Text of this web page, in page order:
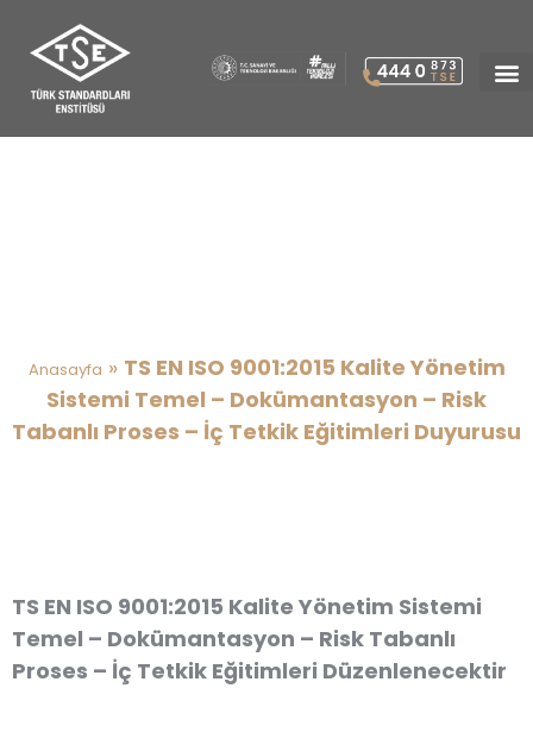
Anasayfa » TS EN ISO 9001:2015 Kalite Yönetim
Sistemi Temel – Dokümantasyon – Risk
Tabanlı Proses – İç Tetkik Eğitimleri Duyurusu
TS EN ISO 9001:2015 Kalite Yönetim Sistemi
Temel – Dokümantasyon – Risk Tabanlı
Proses – İç Tetkik Eğitimleri Düzenlenecektir